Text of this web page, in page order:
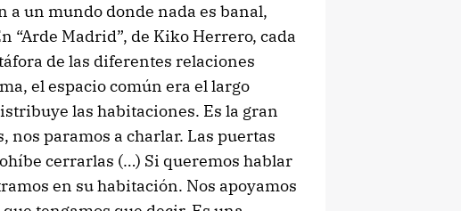
a un mundo donde nada es banal,
“Arde Madrid”, de Kiko Herrero, cada
de las diferentes relaciones
el espacio común era el largo
las habitaciones. Es la gran
nos paramos a charlar. Las puertas
cerrarlas (…) Si queremos hablar
en su habitación. Nos apoyamos